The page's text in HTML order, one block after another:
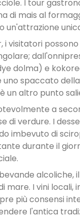
I tour
di mais al
un'attrazione
visitatori
dolma) e
spaccato
un altro punto
a
di verdure. I
imbevuto di
durante il
alcoliche,
mare. I vini locali,
più consensi
l'antica